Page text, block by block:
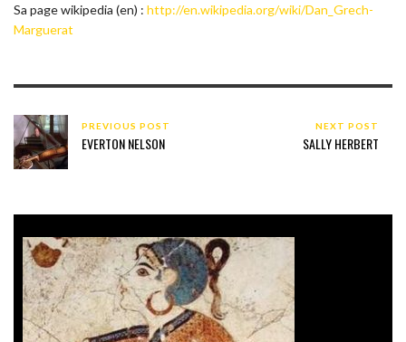
Sa page wikipedia (en) : http://en.wikipedia.org/wiki/Dan_Grech-
Marguerat
PREVIOUS POST
EVERTON NELSON
NEXT POST
SALLY HERBERT